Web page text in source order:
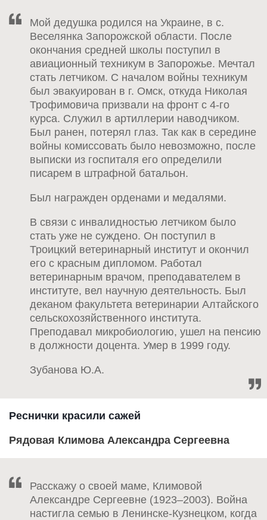
Мой дедушка родился на Украине, в с.
Веселянка Запорожской области. После
окончания средней школы поступил в
авиационный техникум в Запорожье. Мечтал
стать летчиком. С началом войны техникум
был эвакуирован в г. Омск, откуда Николая
Трофимовича призвали на фронт с 4-го
курса. Служил в артиллерии наводчиком.
Был ранен, потерял глаз. Так как в середине
войны комиссовать было невозможно, после
выписки из госпиталя его определили
писарем в штрафной батальон.
Был награжден орденами и медалями.
В связи с инвалидностью летчиком было
стать уже не суждено. Он поступил в
Троицкий ветеринарный институт и окончил
его с красным дипломом. Работал
ветеринарным врачом, преподавателем в
институте, вел научную деятельность. Был
деканом факультета ветеринарии Алтайского
сельскохозяйственного института.
Преподавал микробиологию, ушел на пенсию
в должности доцента. Умер в 1999 году.
Зубанова Ю.А.
Реснички красили сажей
Рядовая Климова Александра Сергеевна
Расскажу о своей маме, Климовой
Александре Сергеевне (1923–2003). Война
настигла семью в Ленинске-Кузнецком, когда